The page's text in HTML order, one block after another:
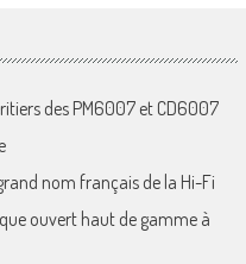
des PM6007 et CD6007
nom français de la Hi-Fi
ouvert haut de gamme à